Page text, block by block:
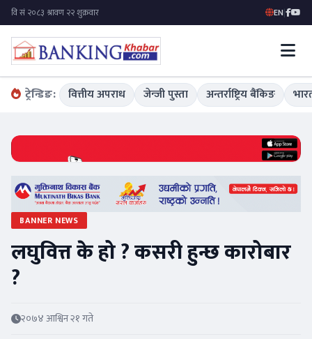
EN|
ट्रेन्डिङ: वित्तीय अपराध जेन्जी पुस्ता अन्तर्राष्ट्रिय बैंकिङ
BANNER NEWS
लघुवित्त के हो ? कसरी हुन्छ कारोबार
?
२०७४ आश्विन २१ गते